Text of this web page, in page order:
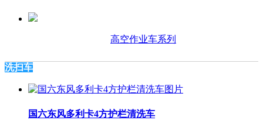
高空作业车系列
洗扫车
国六东风多利卡4方护栏清洗车